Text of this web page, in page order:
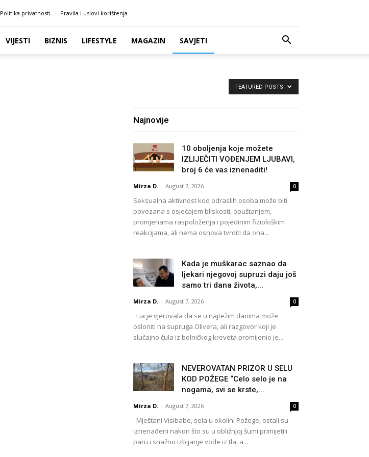
Politika privatnosti Pravila i uslovi korištenja
VIJESTI BIZNIS LIFESTYLE MAGAZIN SAVJETI
FEATURED POSTS
Najnovije
10 oboljenja koje možete
IZLIJEČITI VOĐENJEM LJUBAVI,
broj 6 će vas iznenaditi!
Mirza D. - August 7, 2026 0
Seksualna aktivnost kod odraslih osoba može biti
povezana s osjećajem bliskosti, opuštanjem,
promjenama raspoloženja i pojedinim fiziološkim
reakcijama, ali nema osnova tvrditi da ona...
Kada je muškarac saznao da
ljekari njegovoj supruzi daju još
samo tri dana života,...
Mirza D. - August 7, 2026 0
Lia je vjerovala da se u najtežim danima može
osloniti na supruga Olivera, ali razgovor koji je
slučajno čula iz bolničkog kreveta promijenio je...
NEVEROVATAN PRIZOR U SELU
KOD POŽEGE “Celo selo je na
nogama, svi se krste,...
Mirza D. - August 7, 2026 0
Mještani Visibabe, sela u okolini Požege, ostali su
iznenađeni nakon što su u obližnjoj šumi primijetili
paru i snažno izbijanje vode iz tla, a...